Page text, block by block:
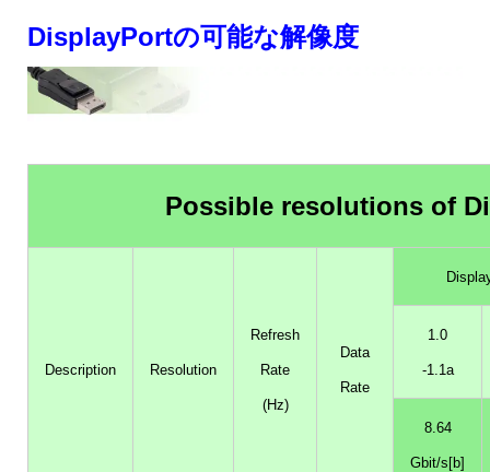
DisplayPortの可能な解像度
Possible resolutions of
Description Resolution
Refresh
Rate
(Hz)
Data
Rate
1.0
-1.1a
8.64
Gbit/s[b]